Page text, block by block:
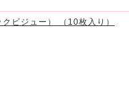
ビジュー） （10枚入り）